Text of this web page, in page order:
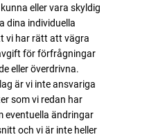
eller vara skyldig
dina individuella
vi har rätt att vägra
för förfrågningar
eller överdrivna.
är vi inte ansvariga
som vi redan har
eventuella ändringar
och vi är inte heller